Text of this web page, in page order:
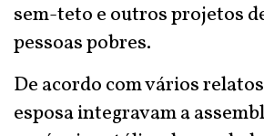
sem-teto e outros projetos
pessoas pobres.
De acordo com vários
esposa integravam a